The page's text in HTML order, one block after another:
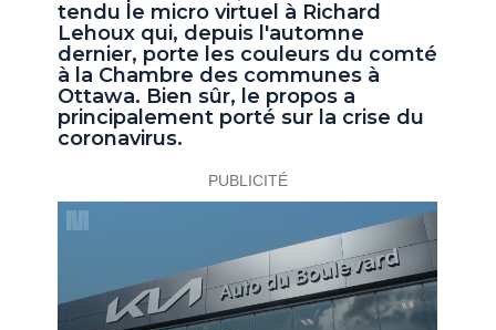
tendu le micro virtuel à Richard
Lehoux qui, depuis l'automne
dernier, porte les couleurs du comté
à la Chambre des communes à
Ottawa. Bien sûr, le propos a
principalement porté sur la crise du
coronavirus.